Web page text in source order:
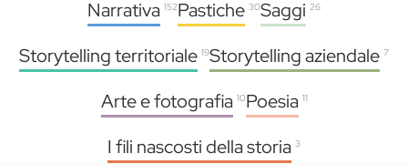
Narrativa 152Pastiche 30Saggi 26
Storytelling territoriale 19Storytelling aziendale 7
Arte e fotografia 10Poesia 11
I fili nascosti della storia 3